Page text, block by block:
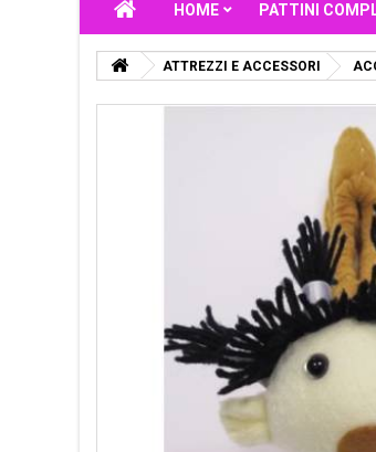
HOME PATTINI
ATTREZZI E ACCESSORI